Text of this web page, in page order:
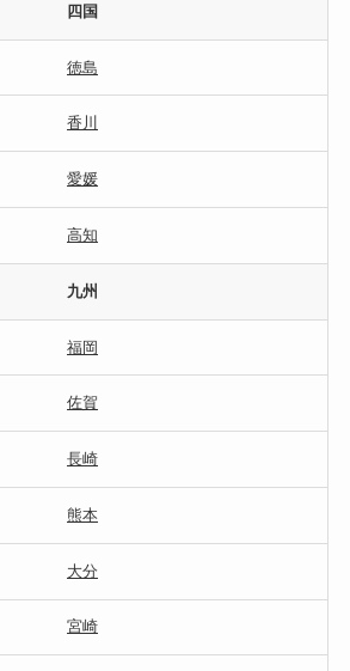
四国
徳島
香川
愛媛
高知
九州
福岡
佐賀
長崎
熊本
大分
宮崎